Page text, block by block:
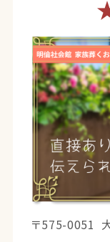
〒575-0051